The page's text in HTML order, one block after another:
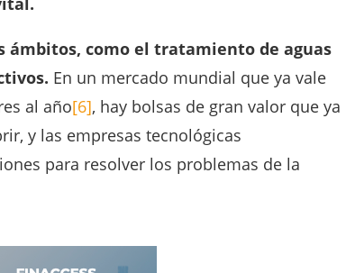
ámbitos, como el tratamiento de aguas
En un mercado mundial que ya vale
al año[6], hay bolsas de gran valor que ya
y las empresas tecnológicas
para resolver los problemas de la